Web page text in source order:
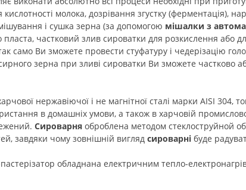
молока, дозрівання згустку (ферментація),
і сушка зерна (за допомогою мішалки з
пласта, частковий злив сироватки для розкислення
само Ви зможете провести стуфатуру і чедерізацію
зерна при зливі сироватки Ви зможете частково
нержавіючої і не магнітної сталі марки AISI
в домашніх умови, а також в харчовій
Сироварня оброблена методом стеклоструйной
завдяки чому зовнішній вигляд сироварні буде
обладнана електричним тепло-